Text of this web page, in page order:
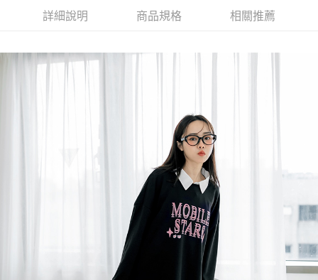
詳細說明 商品規格 相關推薦